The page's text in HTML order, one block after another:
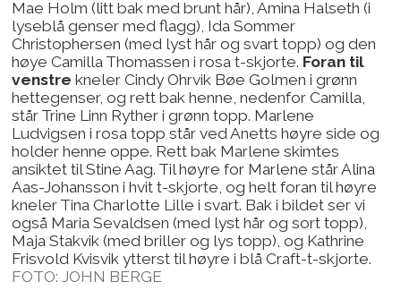
Mae Holm (litt bak med brunt hår), Amina Halseth (i
lyseblå genser med flagg), Ida Sommer
Christophersen (med lyst hår og svart topp) og den
høye Camilla Thomassen i rosa t-skjorte. Foran til
venstrekneler Cindy Ohrvik Bøe Golmen i grønn
hettegenser, og rett bak henne, nedenfor Camilla,
står Trine Linn Ryther i grønn topp. Marlene
Ludvigsen i rosa topp står ved Anetts høyre side og
holder henne oppe. Rett bak Marlene skimtes
ansiktet til Stine Aag. Til høyre for Marlene står Alina
Aas-Johansson i hvit t-skjorte, og helt foran til høyre
kneler Tina Charlotte Lille i svart. Bak i bildet ser vi
også Maria Sevaldsen (med lyst hår og sort topp),
Maja Stakvik (med briller og lys topp), og Kathrine
Frisvold Kvisvik ytterst til høyre i blå Craft-t-skjorte.
FOTO: JOHN BERGE